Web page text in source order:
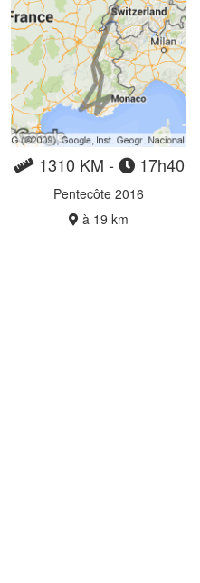
1310 KM - 17h40
Pentecôte 2016
à 19 km